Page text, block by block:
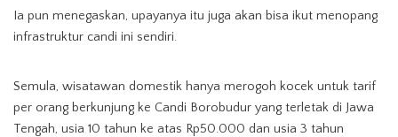
Ia pun menegaskan, upayanya itu juga akan bisa ikut menopang
infrastruktur candi ini sendiri.
Semula, wisatawan domestik hanya merogoh kocek untuk tarif
per orang berkunjung ke Candi Borobudur yang terletak di Jawa
Tengah, usia 10 tahun ke atas Rp50.000 dan usia 3 tahun